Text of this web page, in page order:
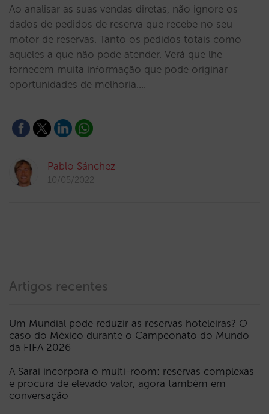
Ao analisar as suas vendas diretas, não ignore os
dados de pedidos de reserva que recebe no seu
motor de reservas. Tanto os pedidos totais como
aqueles a que não pode atender. Verá que lhe
fornecem muita informação que pode originar
oportunidades de melhoria.…
Pablo Sánchez
10/05/2022
Artigos recentes
Um Mundial pode reduzir as reservas hoteleiras? O
caso do México durante o Campeonato do Mundo
da FIFA 2026
A Sarai incorpora o multi-room: reservas complexas
e procura de elevado valor, agora também em
conversação